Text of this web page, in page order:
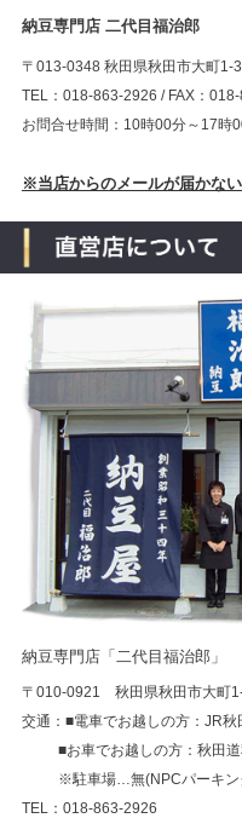
納豆専門店 二代目福治郎
〒013-0348 秋田県秋田市大町1-
TEL：018-863-2926 / FAX：
お問合せ時間：10時00分～17時
※当店からのメールが届かな
納豆専門店「二代目福治郎」
〒010-0921 秋田県秋田市大町
交通：■電車でお越しの方：JR
■お車でお越しの方：秋田
※駐車場…無(NPCパーキン
TEL：018-863-2926